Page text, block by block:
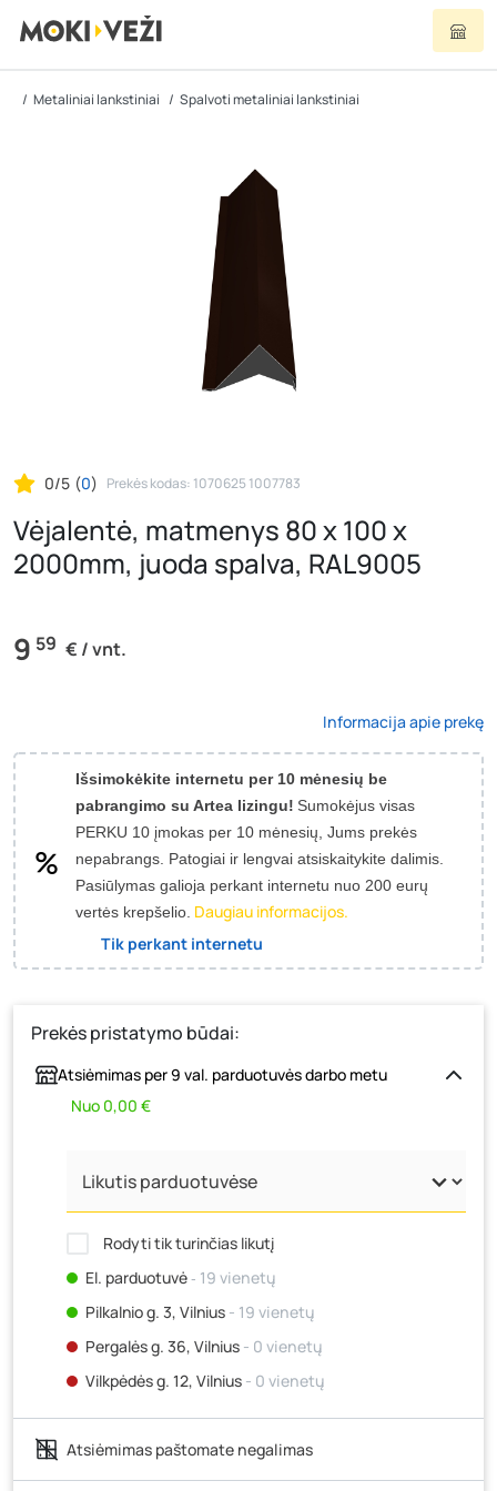
Metaliniai lankstiniai Spalvoti metaliniai lankstiniai
0/5 (0) Prekės kodas: 1070625 1007783
Vėjalentė, matmenys 80 x 100 x
2000mm, juoda spalva, RAL9005
9 59 € / vnt.
Informacija apie prekę
Išsimokėkite internetu per 10 mėnesių be
pabrangimo su Artea lizingu! Sumokėjus visas
PERKU 10 įmokas per 10 mėnesių, Jums prekės
nepabrangs. Patogiai ir lengvai atsiskaitykite dalimis.
Pasiūlymas galioja perkant internetu nuo 200 eurų
vertės krepšelio. Daugiau informacijos.
Tik perkant internetu
Prekės pristatymo būdai:
Atsiėmimas per 9 val. parduotuvės darbo metu
Nuo 0,00 €
Rodyti tik turinčias likutį
El. parduotuvė‐ 19 vienetų
Pilkalnio g. 3, Vilnius - 19 vienetų
Pergalės g. 36, Vilnius - 0 vienetų
Vilkpėdės g. 12, Vilnius - 0 vienetų
Ateities g. 15, Vilnius- 0 vienetų
Kauno r., Narsiečių k., Vytauto g. 183, Kaunas
vienetai
Atsiėmimas paštomate negalimas